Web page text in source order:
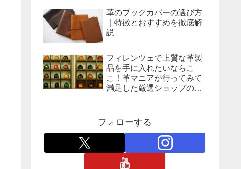
革のブックカバーの選び方
｜特徴とおすすめを徹底解
説
フィレンツェで上質な革製
品を手に入れたいならこ
こ！革マニアが行ってみて
満足した厳選ショップの紹
フォローする